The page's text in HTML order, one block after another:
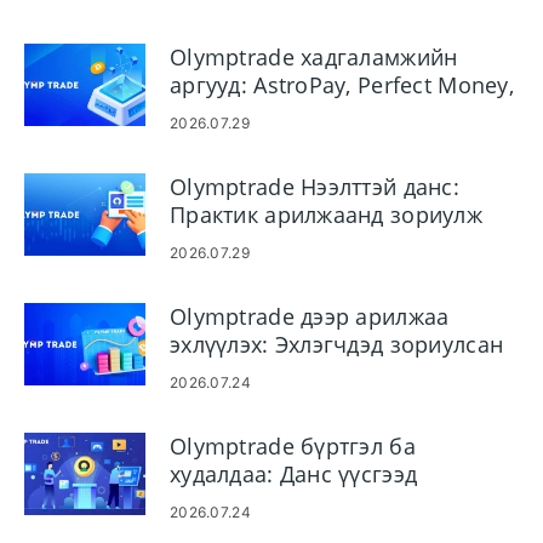
Olymptrade хадгаламжийн
аргууд: AstroPay, Perfect Money,
Neteller, Skrill
2026.07.29
Olymptrade Нээлттэй данс:
Практик арилжаанд зориулж
Демо данс нээнэ үү
2026.07.29
Olymptrade дээр арилжаа
эхлүүлэх: Эхлэгчдэд зориулсан
алхам алхмаар
2026.07.24
Olymptrade бүртгэл ба
худалдаа: Данс үүсгээд
арилжаагаа эхлүүл
2026.07.24